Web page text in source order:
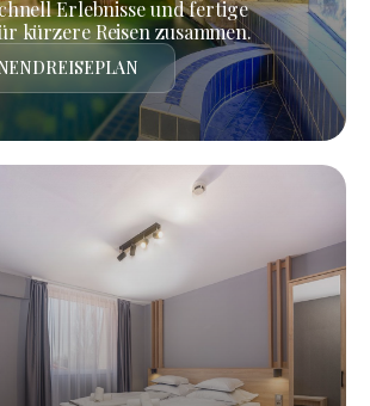
Erlebnisse und fertige
kürzere Reisen zusammen.